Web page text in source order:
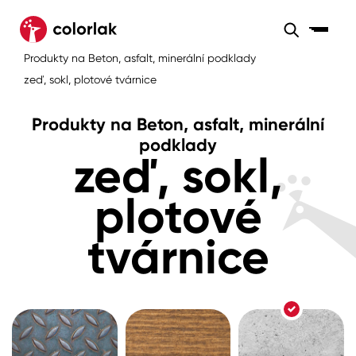
Maloobchod Velkoobchod Sortiment
systémy
Prodejny
Tónovací systémy
Kariéra Reference
Sortiment
Kov
Dřevo
Beton, asfalt, minerální podklady
Plast, sklo, keramika
Stěny
Fasády
Tónovací systémy
Colorlak Dekor
Colorlak Profi
Colorlak Pta
Sortiment
Produkty na Beton, asfalt, minerální podklady
zeď, sokl, plotové tvárnice
Produkty na Beton, asfalt, minerální
podklady
zeď, sokl,
plotové
tvárnice